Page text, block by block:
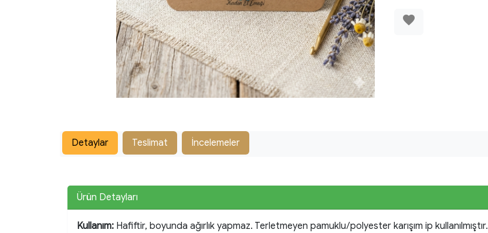
favorite
Detaylar Teslimat İncelemeler
Ürün Detayları
Kullanım: Hafiftir, boyunda ağırlık yapmaz. Terletmeyen pamuklu/polyester karışım ip kullanılmıştır.